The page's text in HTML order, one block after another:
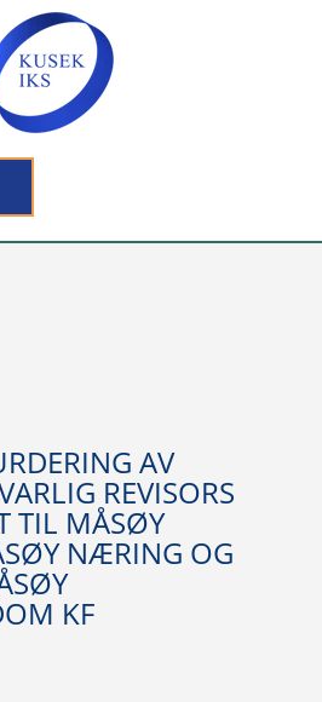
AV
REVISORS
TIL MÅSØY
NÆRING OG
KF